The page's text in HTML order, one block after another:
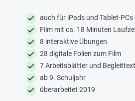
auch für iPads und Tablet-PCs
Film mit ca. 18 Minuten
8 interaktive Übungen
28 digitale Folien zum Film
7 Arbeitsblätter und Begleittext
ab 9. Schuljahr
überarbeitet 2019